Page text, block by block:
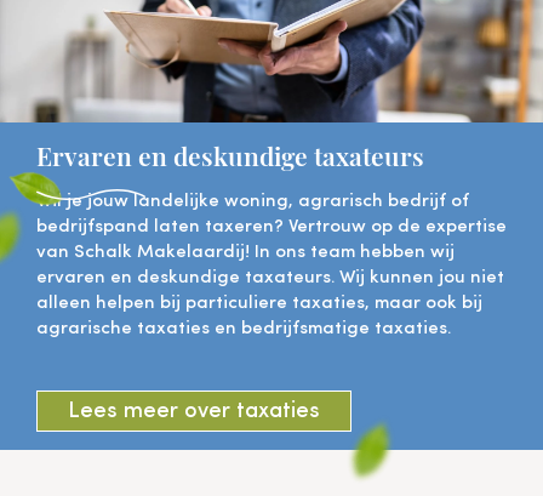
Ervaren en deskundige taxateurs
Wil je jouw landelijke woning, agrarisch bedrijf of
bedrijfspand laten taxeren? Vertrouw op de expertise
van Schalk Makelaardij! In ons team hebben wij
ervaren en deskundige taxateurs. Wij kunnen jou niet
alleen helpen bij particuliere taxaties, maar ook bij
agrarische taxaties en bedrijfsmatige taxaties.
Lees meer over taxaties